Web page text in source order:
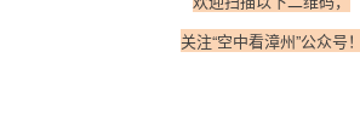
关注“空中看漳州”公众号！